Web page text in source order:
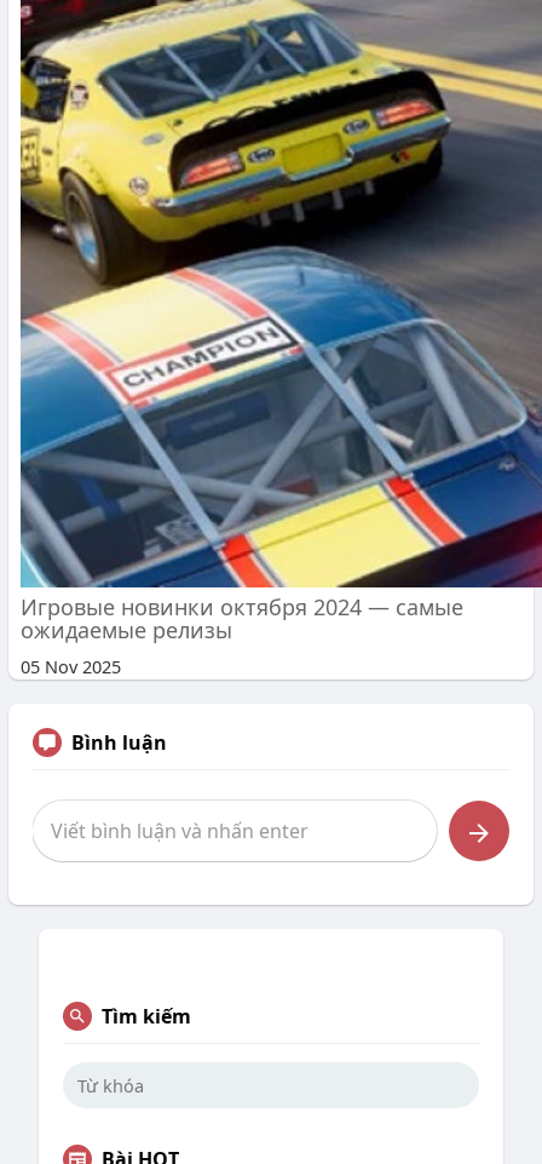
Игровые новинки октября 2024 — самые
ожидаемые релизы
05 Nov 2025
Bình luận
Tìm kiếm